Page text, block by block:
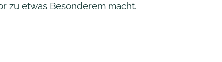
zu etwas Besonderem macht.